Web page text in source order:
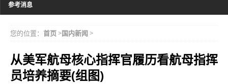
参考消息
您的位置： 首页>国内新闻>
从美军航母核心指挥官履历看航母指挥
员培养摘要(组图)